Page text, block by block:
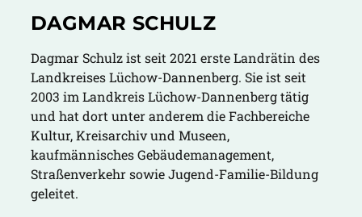
DAGMAR SCHULZ
Dagmar Schulz ist seit 2021 erste Landrätin des
Landkreises Lüchow-Dannenberg. Sie ist seit
2003 im Landkreis Lüchow-Dannenberg tätig
und hat dort unter anderem die Fachbereiche
Kultur, Kreisarchiv und Museen,
kaufmännisches Gebäudemanagement,
Straßenverkehr sowie Jugend-Familie-Bildung
geleitet.